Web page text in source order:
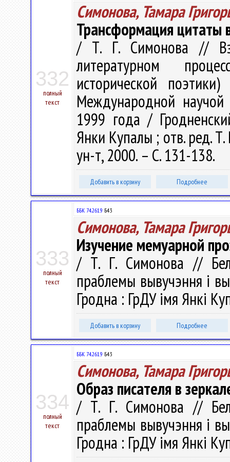
332
полный
текст
Симонова, Тамара
Трансформация цитаты
/ Т. Г. Симонова //
литературном
исторической
Международной
1999 года /
Янки Купалы ; отв. ред. Т.
ун-т, 2000. – С. 131-138.
Добавить в корзину Подробнее
333
полный
текст
ББК 74.261.9 Б43
Симонова, Тамара
Изучение мемуарной
/ Т. Г. Симонова //
праблемы вывучэння і
Гродна : ГрДУ імя Янкі
Добавить в корзину Подробнее
334
полный
текст
ББК 74.261.9 Б43
Симонова, Тамара
Образ писателя в
/ Т. Г. Симонова //
праблемы вывучэння і
Гродна : ГрДУ імя Янкі